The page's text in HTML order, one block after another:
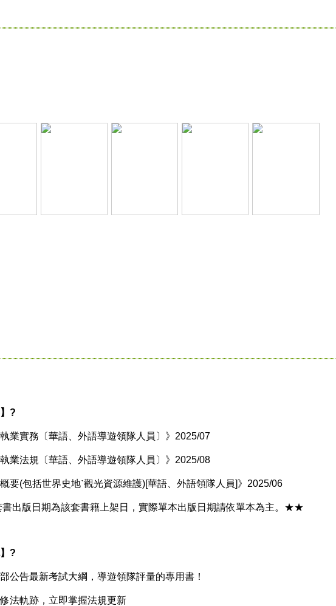
?
實務〔華語、外語導遊領隊人員〕》2025/07
法規〔華語、外語導遊領隊人員〕》2025/08
(包括世界史地ˋ觀光資源維護)[華語、外語領隊人員]》2025/06
版日期為該套書籍上架日，實際單本出版日期請依單本為主。★★
?
告最新考試大綱，導遊領隊評量的專用書！
軌跡，立即掌握法規更新